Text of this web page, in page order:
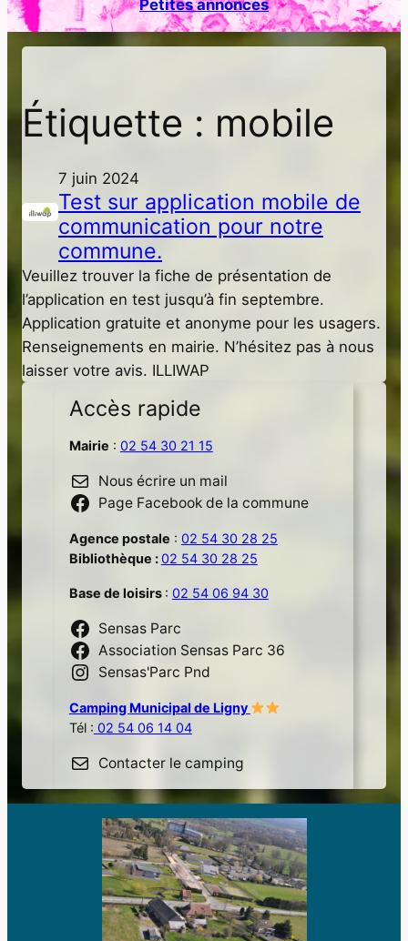
h
e
r
Petites annonces
Étiquette : mobile
7 juin 2024
Test sur application mobile de
communication pour notre
commune.
Veuillez trouver la fiche de présentation de
l’application en test jusqu’à fin septembre.
Application gratuite et anonyme pour les usagers.
Renseignements en mairie. N’hésitez pas à nous
laisser votre avis. ILLIWAP
Accès rapide
Mairie : 02 54 30 21 15
Nous écrire un mail
Page Facebook de la commune
Agence postale : 02 54 30 28 25
Bibliothèque :02 54 30 28 25
Base de loisirs : 02 54 06 94 30
Sensas Parc
Association Sensas Parc 36
Sensas'Parc Pnd
Camping Municipal de Ligny
Tél : 02 54 06 14 04
Contacter le camping